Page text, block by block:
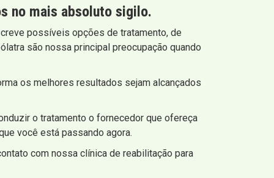
no mais absoluto sigilo.
possíveis opções de tratamento, de
são nossa principal preocupação quando
os melhores resultados sejam alcançados
o tratamento o fornecedor que ofereça
você está passando agora.
com nossa clínica de reabilitação para